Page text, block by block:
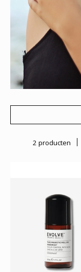
2 producten